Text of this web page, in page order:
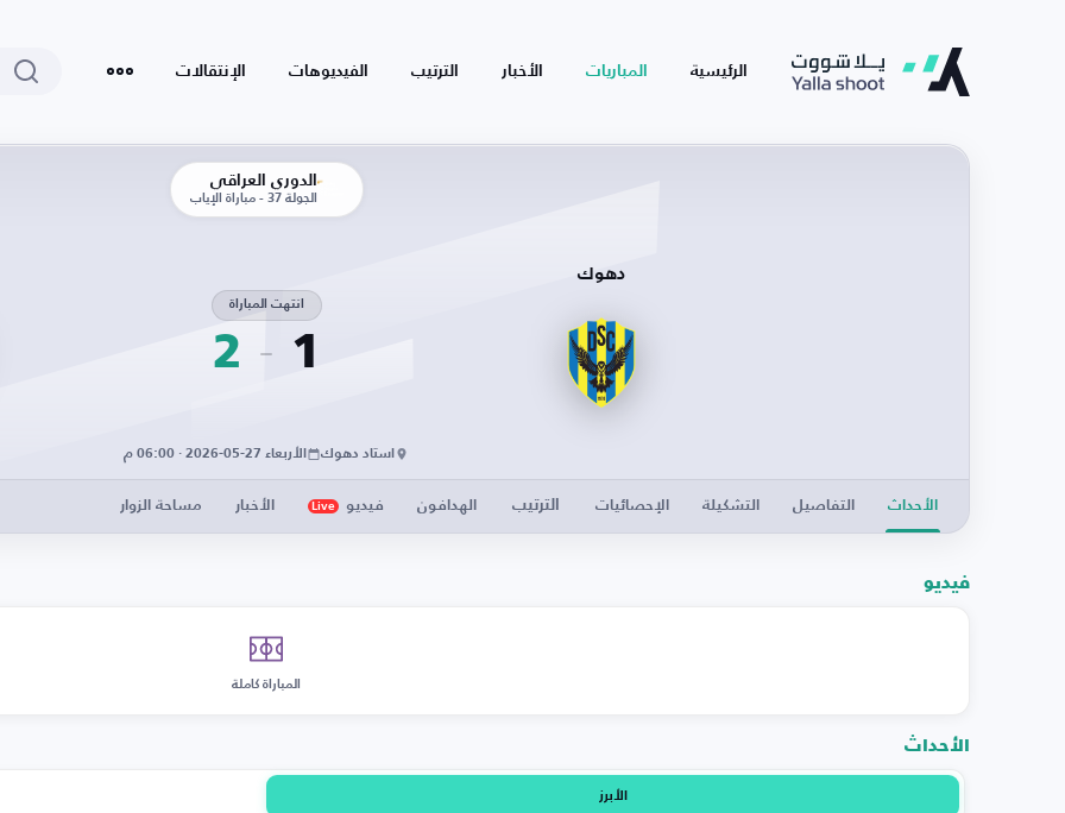
الرئيسية المباريات الأخبار الترتيب الفيديوهات الإنتقالات
الدوري العراقي
الجولة 37 - مباراة الإياب
دهوك
1
انتهت المباراة
2
استاد دهوك الأربعاء 27-05-2026 · 06:00 م
الأحداث التفاصيل التشكيلة الإحصائيات الترتيب الهدافون فيديو Live الأخبار مساحة الزوار
فيديو
المباراة كاملة
الأحداث
الأبرز